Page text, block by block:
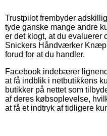
Trustpilot frembyder
tyde ganske mange andre
er det klogt, at du evaluerer
Snickers Håndværker
forud for at du handler.
Facebook indebærer
at få indblik i netbutikkens
butikker på nettet som
af deres købsoplevelse,
at få et indtryk af tidligere